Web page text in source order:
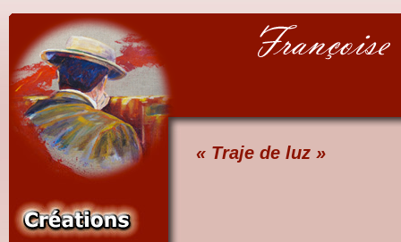
« Traje de luz »